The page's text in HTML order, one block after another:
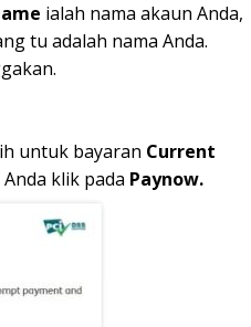
ialah nama akaun Anda,
tu adalah nama Anda.
untuk bayaran Current
klik pada Paynow.